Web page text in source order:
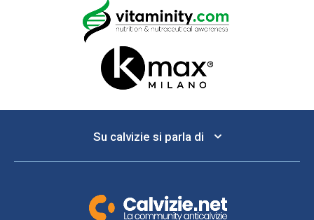
Su calvizie si parla di